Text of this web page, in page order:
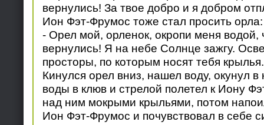
вернулись! За твое добро и я добром
Ион Фэт-Фрумос тоже стал просить орла:
- Орел мой, орленок, окропи меня
вернулись! Я на небе Солнце зажгу.
просторы, по которым носят тебя крылья.
Кинулся орел вниз, нашел воду, окунул
воды в клюв и стрелой полетел к Иону
над ним мокрыми крыльями, потом
Ион Фэт-Фрумос и почувствовал в себе